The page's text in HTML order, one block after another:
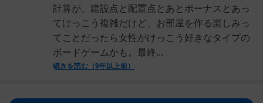
計算が、建設点と配置点とあとボーナスとあっ
てけっこう複雑だけど、お部屋を作る楽しみっ
てことだったら女性がけっこう好きなタイプの
ボードゲームかも。最終...
続きを読む（9年以上前）